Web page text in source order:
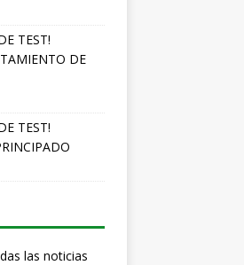
TEST!
DE
TEST!
las noticias